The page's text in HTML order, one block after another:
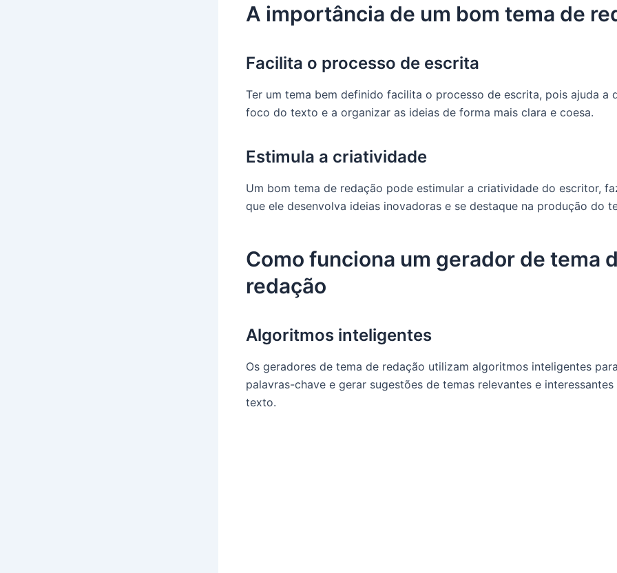
A importância de um bom tema de
Facilita o processo de escrita
Ter um tema bem definido facilita o processo de escrita, pois ajuda a
foco do texto e a organizar as ideias de forma mais clara e coesa.
Estimula a criatividade
Um bom tema de redação pode estimular a criatividade do escritor,
que ele desenvolva ideias inovadoras e se destaque na produção do
Como funciona um gerador de tema
redação
Algoritmos inteligentes
Os geradores de tema de redação utilizam algoritmos inteligentes
palavras-chave e gerar sugestões de temas relevantes e interessantes
texto.